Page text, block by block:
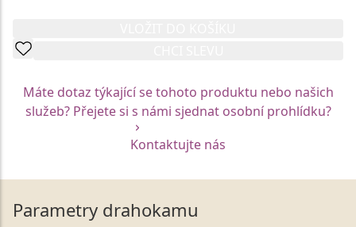
Máte dotaz týkající se tohoto produktu nebo našich
služeb? Přejete si s námi sjednat osobní prohlídku?
Kontaktujte nás
Parametry drahokamu